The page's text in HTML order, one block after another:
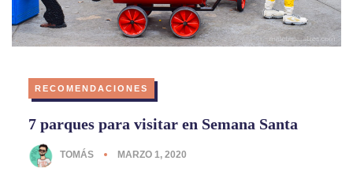
RECOMENDACIONES
7 parques para visitar en Semana Santa
TOMÁS MARZO 1, 2020